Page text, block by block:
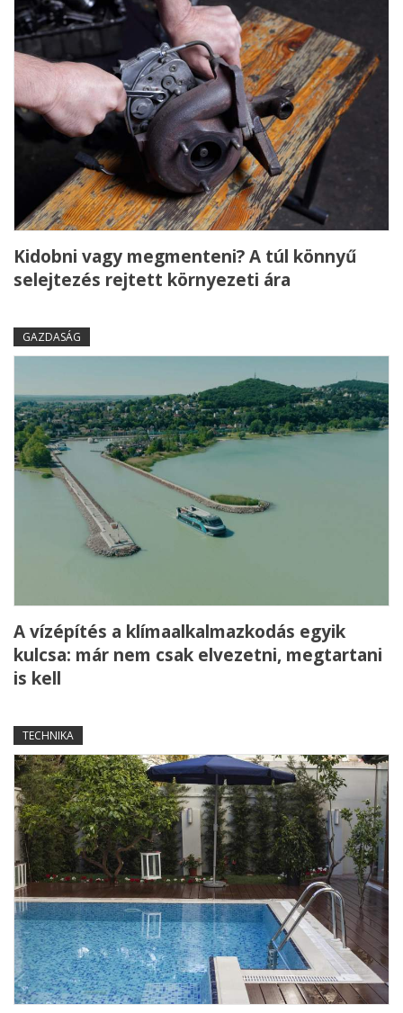
Kidobni vagy megmenteni? A túl könnyű
selejtezés rejtett környezeti ára
GAZDASÁG
A vízépítés a klímaalkalmazkodás egyik
kulcsa: már nem csak elvezetni, megtartani
is kell
TECHNIKA